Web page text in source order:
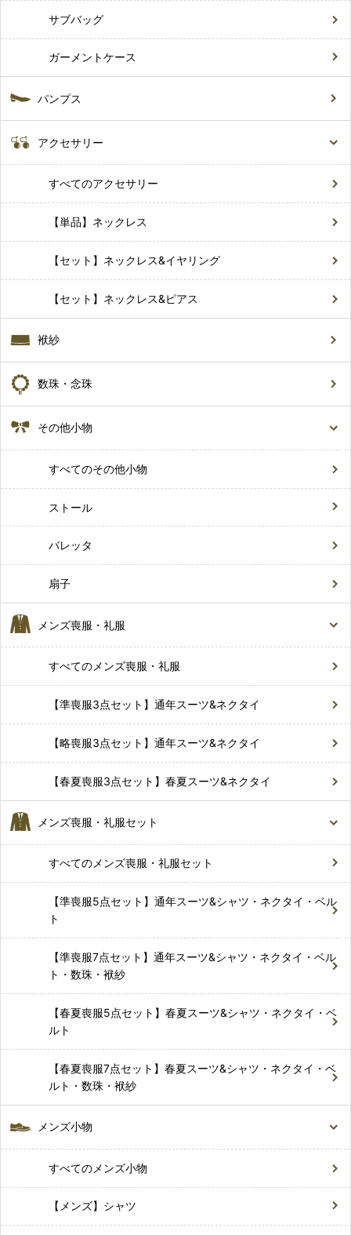
サブバッグ
ガーメントケース
パンプス
アクセサリー
すべてのアクセサリー
【単品】ネックレス
【セット】ネックレス&イヤリング
【セット】ネックレス&ピアス
袱紗
数珠・念珠
その他小物
すべてのその他小物
ストール
バレッタ
扇子
メンズ喪服・礼服
すべてのメンズ喪服・礼服
【準喪服3点セット】通年スーツ&ネクタイ
【略喪服3点セット】通年スーツ&ネクタイ
【春夏喪服3点セット】春夏スーツ&ネクタイ
メンズ喪服・礼服セット
すべてのメンズ喪服・礼服セット
【準喪服5点セット】通年スーツ&シャツ・ネクタイ・ベル
ト
【準喪服7点セット】通年スーツ&シャツ・ネクタイ・ベル
ト・数珠・袱紗
【春夏喪服5点セット】春夏スーツ&シャツ・ネクタイ・ベ
ルト
【春夏喪服7点セット】春夏スーツ&シャツ・ネクタイ・ベ
ルト・数珠・袱紗
メンズ小物
すべてのメンズ小物
【メンズ】シャツ